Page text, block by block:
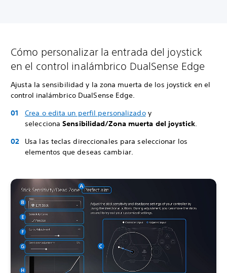
Cómo personalizar la entrada del joystick
en el control inalámbrico DualSense Edge
Ajusta la sensibilidad y la zona muerta de los joystick en el
control inalámbrico DualSense Edge.
Crea o edita un perfil personalizadoy
seleccionaSensibilidad/Zona muerta del joystick.
Usa las teclas direccionales para seleccionar los
elementos que deseas cambiar.